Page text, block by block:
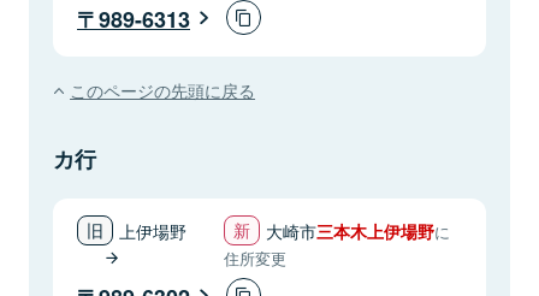
989-6313
このページの先頭に戻る
カ行
上伊場野 大崎市三本木上伊場野に
住所変更